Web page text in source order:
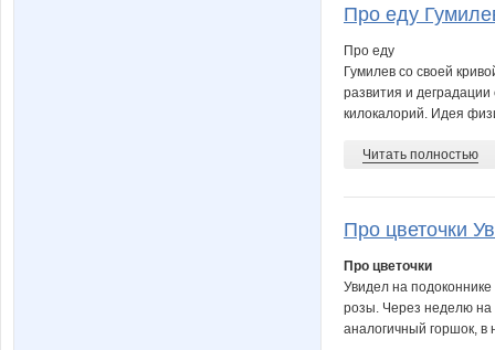
Про еду
Про еду
Гумилев со своей
развития и
килокалорий. Идея
Читать полностью
Про цветочки
Про цветочки
Увидел на
розы. Через неделю на
аналогичный горшок, в